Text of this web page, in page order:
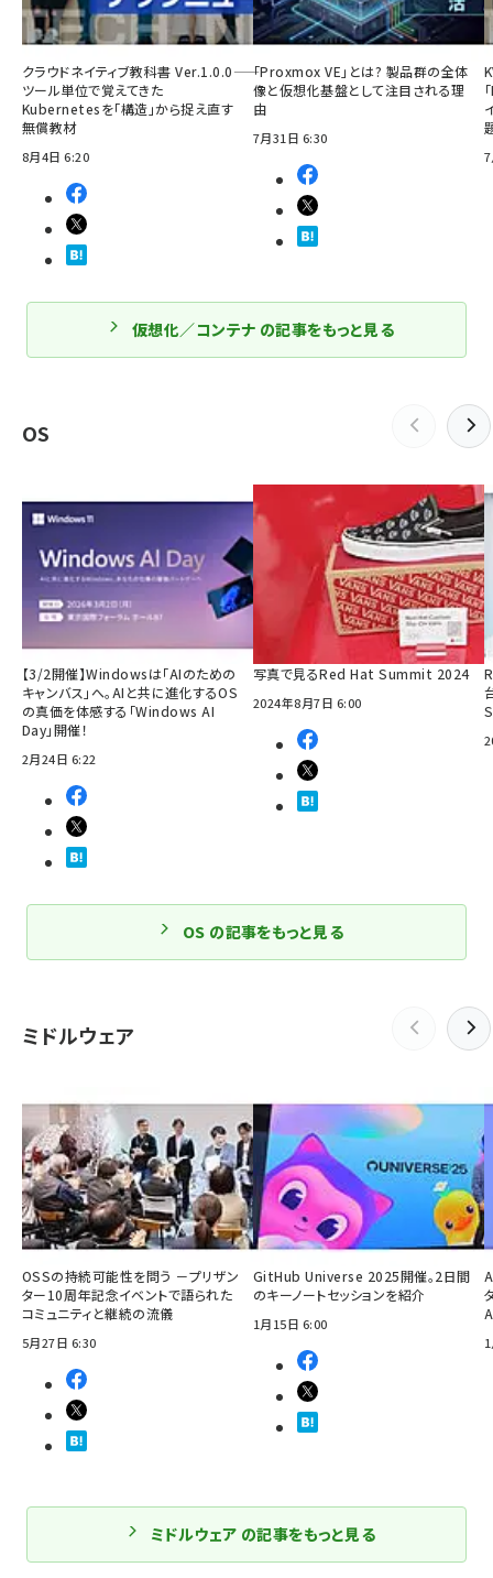
クラウドネイティブ教科書 Ver.1.0.0――
ツール単位で覚えてきた
Kubernetesを「構造」から捉え直す
無償教材
8月4日 6:20
「Proxmox VE」とは? 製品群の全体
像と仮想化基盤として注目される理
由
7月31日 6:30
仮想化／コンテナ の記事をもっと見る
OS
【3/2開催】Windowsは「AIのための
キャンバス」へ。AIと共に進化するOS
の真価を体感する「Windows AI
Day」開催！
2月24日 6:22
写真で見るRed Hat Summit 2024
2024年8月7日 6:00
OS の記事をもっと見る
ミドルウェア
OSSの持続可能性を問う －プリザン
ター10周年記念イベントで語られた
コミュニティと継続の流儀
5月27日 6:30
GitHub Universe 2025開催。2日間
のキーノートセッションを紹介
1月15日 6:00
ミドルウェア の記事をもっと見る